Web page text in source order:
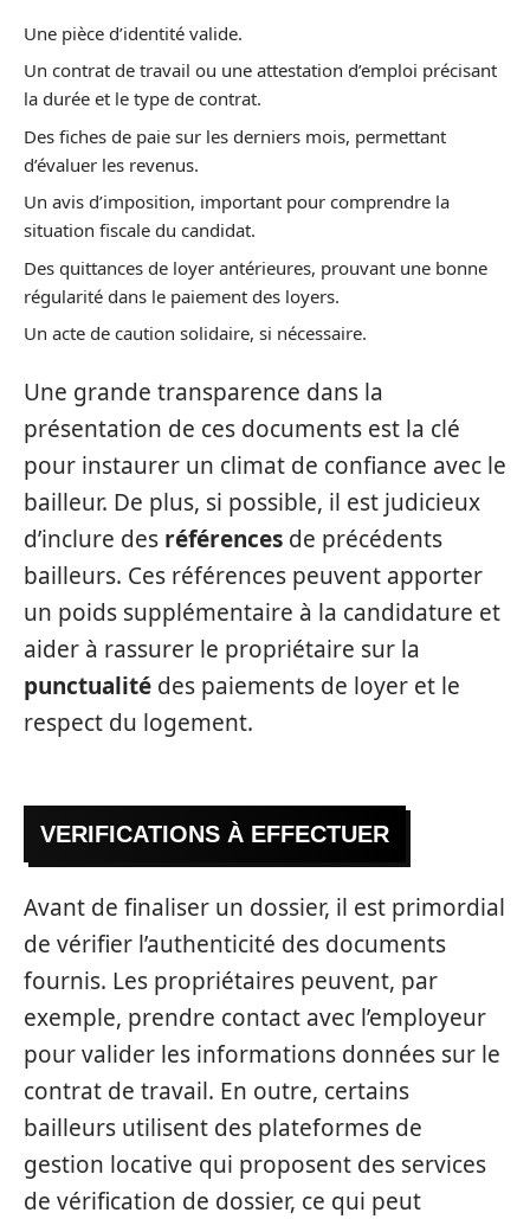
Une pièce d’identité valide.
Un contrat de travail ou une attestation d’emploi précisant
la durée et le type de contrat.
Des fiches de paie sur les derniers mois, permettant
d’évaluer les revenus.
Un avis d’imposition, important pour comprendre la
situation fiscale du candidat.
Des quittances de loyer antérieures, prouvant une bonne
régularité dans le paiement des loyers.
Un acte de caution solidaire, si nécessaire.
Une grande transparence dans la
présentation de ces documents est la clé
pour instaurer un climat de confiance avec le
bailleur. De plus, si possible, il est judicieux
d’inclure des références de précédents
bailleurs. Ces références peuvent apporter
un poids supplémentaire à la candidature et
aider à rassurer le propriétaire sur la
punctualité des paiements de loyer et le
respect du logement.
VERIFICATIONS À EFFECTUER
Avant de finaliser un dossier, il est primordial
de vérifier l’authenticité des documents
fournis. Les propriétaires peuvent, par
exemple, prendre contact avec l’employeur
pour valider les informations données sur le
contrat de travail. En outre, certains
bailleurs utilisent des plateformes de
gestion locative qui proposent des services
de vérification de dossier, ce qui peut